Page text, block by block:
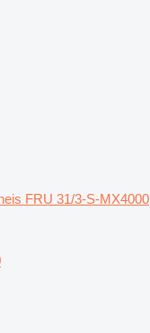
FRU 31/3-S-MX4000